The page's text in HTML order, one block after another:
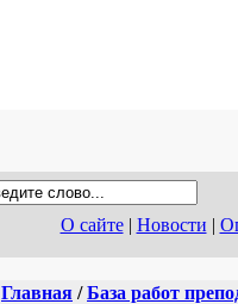
О сайте| Новости |
Главная /База работ